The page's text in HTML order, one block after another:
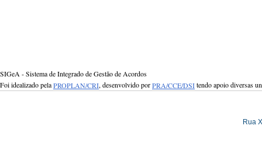
SIGeA - Sistema de Integrado de Gestão de Acordos
Foi idealizado pelaPROPLAN/CRI, desenvolvido porPRA/CCE/DSItendo apoio diversas
Rua